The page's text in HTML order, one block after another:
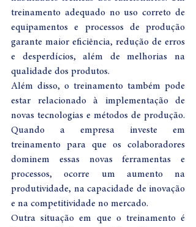
treinamento adequado no uso correto de
equipamentos e processos de produção
garante maior eficiência, redução de erros
e desperdícios, além de melhorias na
qualidade dos produtos.
Além disso, o treinamento também pode
estar relacionado à implementação de
novas tecnologias e métodos de produção.
Quando a empresa investe em
treinamento para que os colaboradores
dominem essas novas ferramentas e
processos, ocorre um aumento na
produtividade, na capacidade de inovação
e na competitividade no mercado.
Outra situação em que o treinamento é